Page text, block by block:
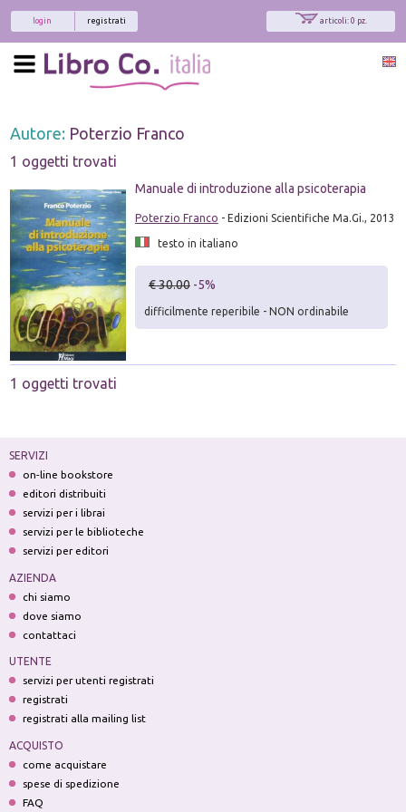
articoli: 0 pz.
registrati
login
Autore: Poterzio Franco
1 oggetti trovati
Manuale di introduzione alla psicoterapia
Poterzio Franco - Edizioni Scientifiche Ma.Gi., 2013
testo in italiano
€ 30.00 -5%
difficilmente reperibile - NON ordinabile
1 oggetti trovati
SERVIZI
on-line bookstore
editori distribuiti
servizi per i librai
servizi per le biblioteche
servizi per editori
AZIENDA
chi siamo
dove siamo
contattaci
UTENTE
servizi per utenti registrati
registrati
registrati alla mailing list
ACQUISTO
come acquistare
spese di spedizione
FAQ